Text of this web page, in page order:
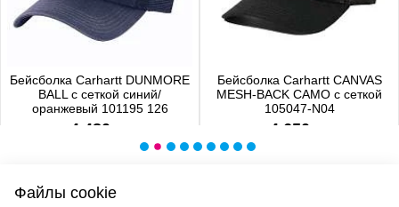
Бейсболка Carhartt DUNMORE
BALL с сеткой синий/
оранжевый 101195 126
4 480 р.
Бейсболка Carhartt CANVAS
MESH-BACK CAMO с сеткой
105047-N04
4 650 р.
Файлы cookie